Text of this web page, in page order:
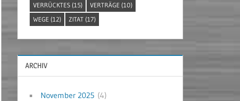
VERRÜCKTES(15) VERTRÄGE (10)
WEGE (12) ZITAT(17)
ARCHIV
November 2025 (4)